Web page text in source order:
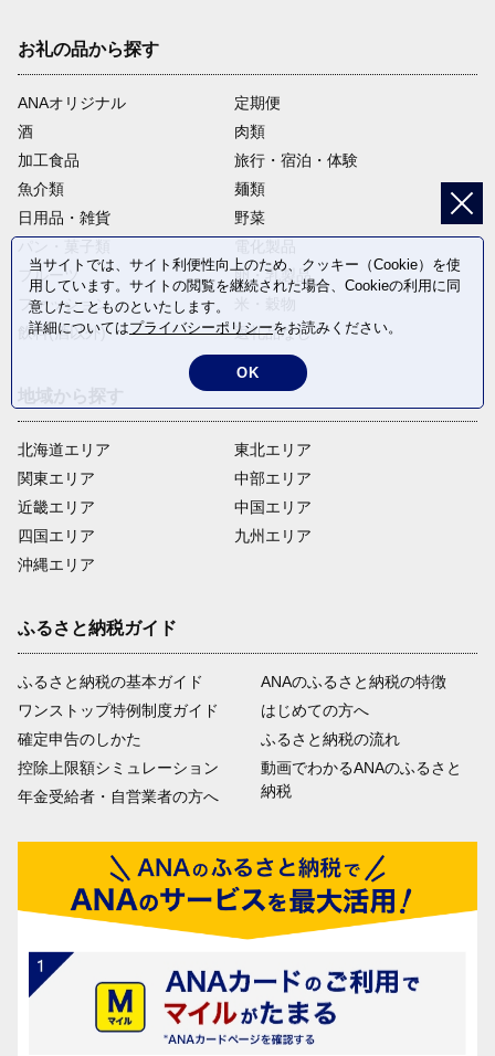
お礼の品から探す
ANAオリジナル
定期便
酒
肉類
加工食品
旅行・宿泊・体験
魚介類
麺類
日用品・雑貨
野菜
フルーツ
卵・乳製品
ファッション
飲料(酒以外)
返礼品なし
北海道エリア
関東エリア
近畿エリア
四国エリア
沖縄エリア
東北エリア
中部エリア
中国エリア
九州エリア
ふるさと納税ガイド
ふるさと納税の基本ガイド
ワンストップ特例制度ガイド
確定申告のしかた
控除上限額シミュレーション
年金受給者・自営業者の方へ
ANAのふるさと納税の特徴
はじめての方へ
ふるさと納税の流れ
動画でわかるANAのふるさと
納税
当サイトでは、サイト利便性向上のため、クッキー（Cookie）を使
用しています。サイトの閲覧を継続された場合、Cookieの利用に同
意したことものといたします。
詳細についてはプライバシーポリシーをお読みください。
OK